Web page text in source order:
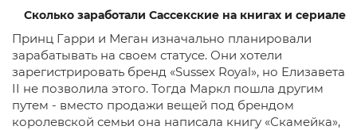
Сколько заработали Сассекские на книгах и сериале
Принц Гарри и Меган изначально планировали
зарабатывать на своем статусе. Они хотели
зарегистрировать бренд «Sussex Royal», но Елизавета
II не позволила этого. Тогда Маркл пошла другим
путем - вместо продажи вещей под брендом
королевской семьи она написала книгу «Скамейка»,